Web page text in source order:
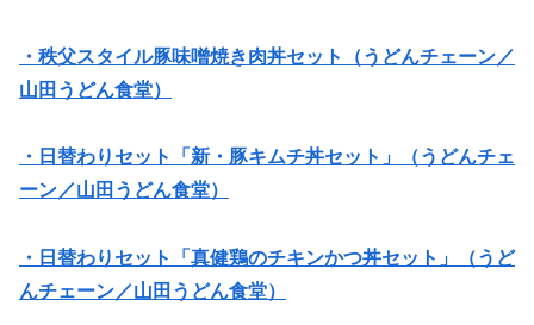
・秩父スタイル豚味噌焼き肉丼セット（うどんチェーン／
山田うどん食堂）
・日替わりセット「新・豚キムチ丼セット」（うどんチェ
ーン／山田うどん食堂）
・日替わりセット「真健鶏のチキンかつ丼セット」（うど
んチェーン／山田うどん食堂）